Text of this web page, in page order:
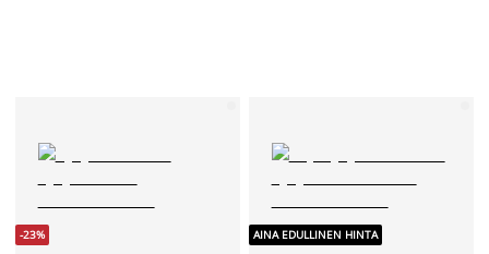
-23% AINA EDULLINEN HINTA